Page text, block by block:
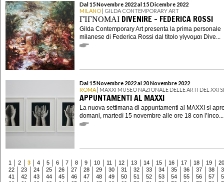
Dal 15 Novembre 2022 al 15 Dicembre 2022
MILANO | GILDA CONTEMPORARY ART
ΓΊΓΝΟΜΑΙ DIVENIRE – FEDERICA ROSSI
Gilda Contemporary Art presenta la prima personale
milanese di Federica Rossi dal titolo γίγνομαι Dive...
Dal 15 Novembre 2022 al 20 Novembre 2022
ROMA | MAXXI MUSEO NAZIONALE DELLE ARTI DEL XXI
APPUNTAMENTI AL MAXXI
La nuova settimana di appuntamenti al MAXXI si
domani, martedì 15 novembre alle ore 18 con l’inco...
1 2 3 4 5 6 7 8 9 10 11 12 13 14 15 16 17 18 19
20
22
23 24 25 26 27 28 29 30 31 32 33 34 35 36 37 38
41
42 43 44 45 46 47 48 49 50 51 52 53 54 55 56 57